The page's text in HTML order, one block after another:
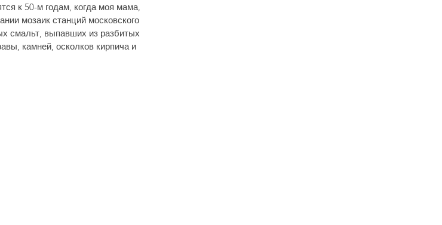
к 50-м годам, ког­да моя мама,
моза­ик станций московского
смальт, выпавших из разбитых
камней, осколков кирпича и